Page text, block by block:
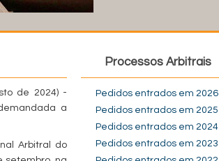
de 2024) -
a
Arbitral do
Processos Arbitrais
Pedidos entrados em 2026
Pedidos entrados em 2025
Pedidos entrados em 2024
Pedidos entrados em 2023